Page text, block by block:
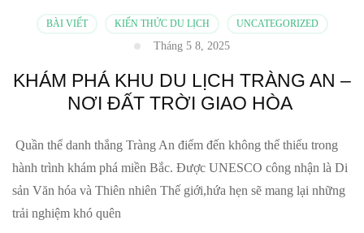
BÀI VIẾT KIẾN THỨC DU LỊCH UNCATEGORIZED
Tháng 5 8, 2025
KHÁM PHÁ KHU DU LỊCH TRÀNG AN –
NƠI ĐẤT TRỜI GIAO HÒA
Quần thể danh thắng Tràng An điểm đến không thể thiếu trong
hành trình khám phá miền Bắc. Được UNESCO công nhận là Di
sản Văn hóa và Thiên nhiên Thế giới,hứa hẹn sẽ mang lại những
trải nghiệm khó quên